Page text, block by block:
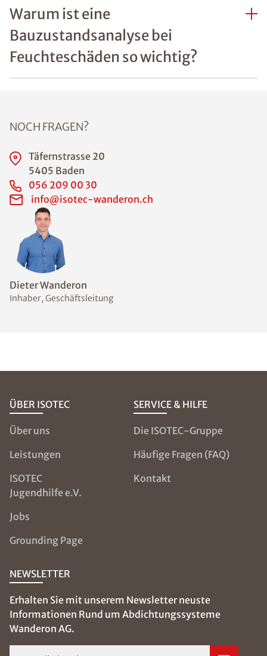
Warum ist eine
Bauzustandsanalyse bei
Feuchteschäden so wichtig?
Dieter Wanderon
Inhaber, Geschäftsleitung
NOCH FRAGEN?
Täfernstrasse 20
5405 Baden
056 209 00 30
info@isotec-wanderon.ch
ÜBER ISOTEC
Über uns
Leistungen
ISOTEC
Jugendhilfe e.V.
Jobs
Grounding Page
SERVICE & HILFE
Die ISOTEC-Gruppe
Häufige Fragen (FAQ)
Kontakt
NEWSLETTER
Erhalten Sie mit unserem Newsletter neuste
Informationen Rund um Abdichtungssysteme
Wanderon AG.